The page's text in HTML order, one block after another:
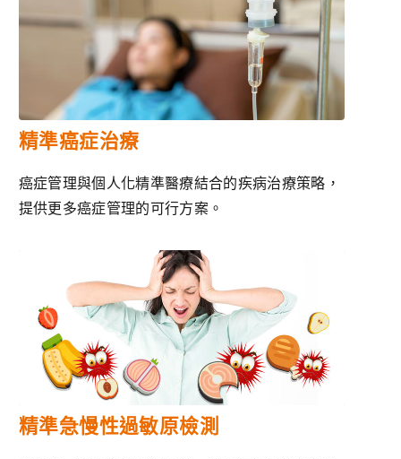
精準癌症治療
癌症管理與個人化精準醫療結合的疾病治療策略，
提供更多癌症管理的可行方案。
精準急慢性過敏原檢測